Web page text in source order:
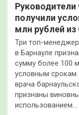
Руководители
получили
млн рублей
Три топ-
в Барнауле
сумму более 100
условным срокам.
врача
признаны
использованием…